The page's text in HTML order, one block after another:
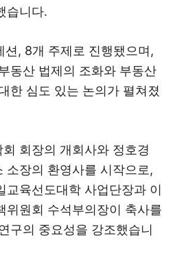
습니다.
션, 8개 주제로 진행됐으며,
동산 법제의 조화와 부동산
한 심도 있는 논의가 펼쳐졌
회장의 개회사와 정호경
소장의 환영사를 시작으로,
교육선도대학 사업단장과 이
위원회 수석부의장이 축사를
구의 중요성을 강조했습니